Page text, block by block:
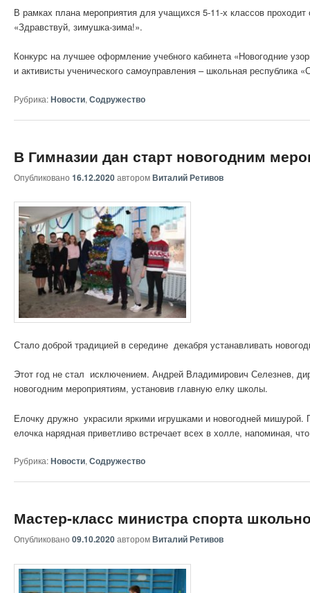
В рамках плана мероприятия для учащихся 5-11-х классов
«Здравствуй, зимушка-зима!».
Конкурс на лучшее оформление учебного кабинета «Новогодние
и активисты ученического самоуправления – школьная республика
Рубрика:Новости, Содружество
В Гимназии дан старт новогодним
Опубликовано 16.12.2020авторомВиталий Ретивов
Стало доброй традицией в середине декабря устанавливать
Этот год не стал исключением. Андрей Владимирович Селезнев,
новогодним мероприятиям, установив главную елку школы.
Елочку дружно украсили яркими игрушками и новогодней
елочка нарядная приветливо встречает всех в холле, напоминая,
Рубрика:Новости, Содружество
Мастер-класс министра спорта
Опубликовано 09.10.2020авторомВиталий Ретивов